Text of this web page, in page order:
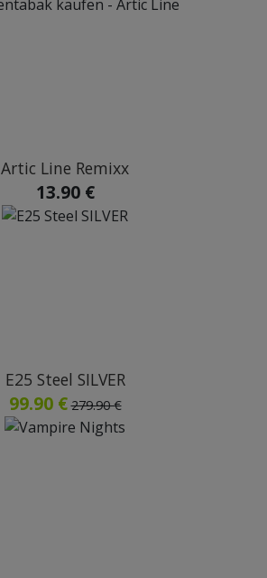
Artic Line Remixx
13.90 €
E25 Steel SILVER
99.90 € 279.90 €